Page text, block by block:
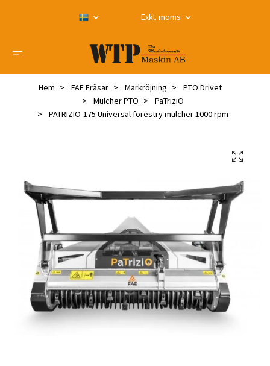
Exkl. moms
Hem FAE Fräsar Markröjning
PTO Drivet
Mulcher PTO
PaTriziO
PATRIZIO-175 Universal forestry mulcher 1000 rpm